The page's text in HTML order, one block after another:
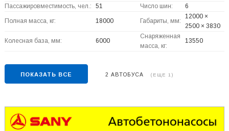
Пассажировместимость, чел.: 51 Число шин: 6
Полная масса, кг: 18000 Габариты, мм:
12000 ×
2500 × 3830
Колесная база, мм: 6000
Снаряженная
масса, кг:
13550
ПОКАЗАТЬ ВСЕ 2 АВТОБУСА (ЕЩЕ 1)